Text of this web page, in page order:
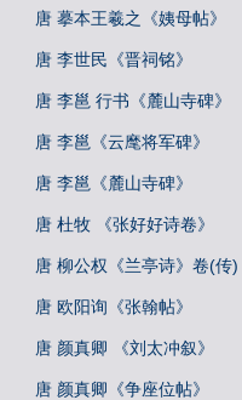
唐 摹本王羲之《姨母帖》
唐 李世民《晋祠铭》
唐 李邕 行书《麓山寺碑》
唐 李邕《云麾将军碑》
唐 李邕《麓山寺碑》
唐 杜牧 《张好好诗卷》
唐 柳公权《兰亭诗》卷(传)
唐 欧阳询《张翰帖》
唐 颜真卿 《刘太冲叙》
唐 颜真卿《争座位帖》